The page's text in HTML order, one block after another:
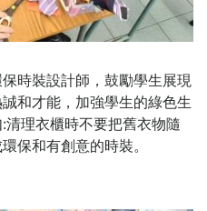
時裝設計師，鼓勵學生展現
和才能，加強學生的綠色生
理衣櫃時不要把舊衣物隨
保和有創意的時裝。